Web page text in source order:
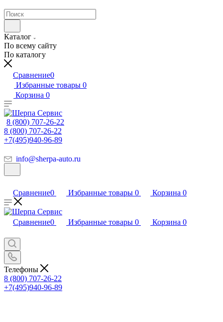
Каталог
По всему сайту
По каталогу
Сравнение0
Избранные товары 0
Корзина 0
8 (800) 707-26-22
8 (800) 707-26-22
+7(495)940-96-89
info@sherpa-auto.ru
Сравнение0 Избранные товары 0 Корзина 0
Сравнение0 Избранные товары 0 Корзина 0
Телефоны
8 (800) 707-26-22
+7(495)940-96-89